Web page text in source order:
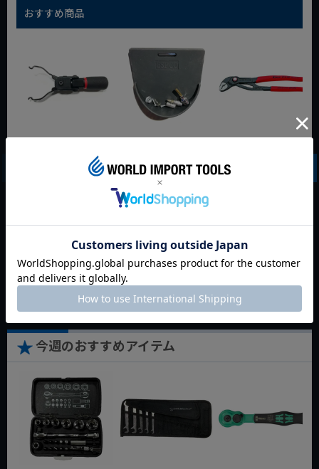
おすすめ商品
クィックツール CL-
定価 ¥6,248
カートに入れる
動画あり 夏セール
定価 ¥0
¥3,465税込
カートに入れる
8721-250 KNIPEX
定価 ¥9,350
¥6,545
カートに入れる
今週のおすすめアイテム